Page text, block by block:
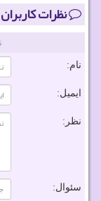
نظرات
نام:
ایمیل:
نظر:
سئوال: